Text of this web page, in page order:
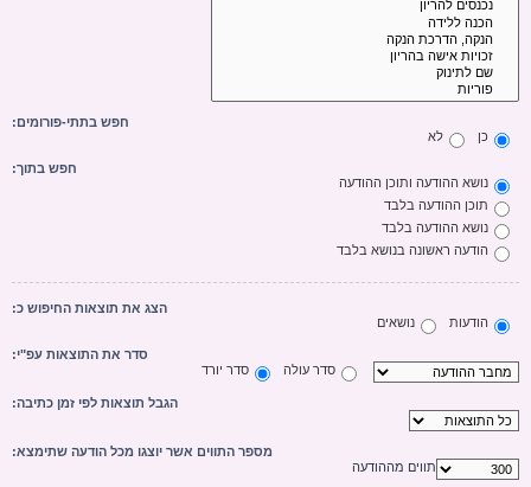
חפש בתתי-פורומים:
כן
לא
חפש בתוך:
נושא ההודעה ותוכן ההודעה
תוכן ההודעה בלבד
נושא ההודעה בלבד
הודעה ראשונה בנושא בלבד
הצג את תוצאות החיפוש כ:
הודעות
נושאים
סדר את התוצאות עפ"י:
סדר עולה
סדר יורד
הגבל תוצאות לפי זמן כתיבה:
מספר התווים אשר יוצגו מכל הודעה שתימצא:
תווים מההודעה